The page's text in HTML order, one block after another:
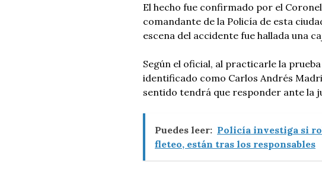
El hecho fue confirmado por el
comandante de la Policía de esta
escena del accidente fue hallada una
Según el oficial, al practicarle la
identificado como Carlos Andrés
sentido tendrá que responder ante la
Puedes leer: Policía investiga si
fleteo, están tras los responsables